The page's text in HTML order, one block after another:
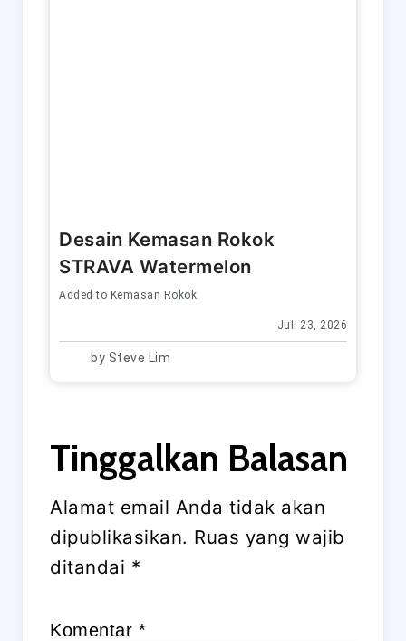
Desain Kemasan Rokok
STRAVA Watermelon
Added to Kemasan Rokok
Juli 23, 2026
by Steve Lim
Tinggalkan Balasan
Alamat email Anda tidak akan
dipublikasikan. Ruas yang wajib
ditandai *
Komentar *